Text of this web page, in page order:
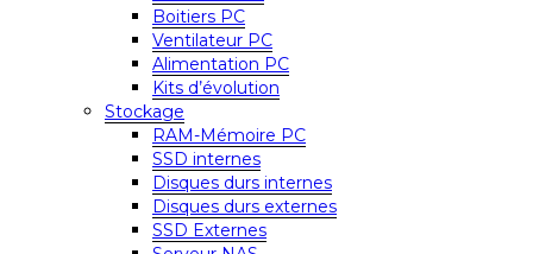
Boitiers PC
Ventilateur PC
Alimentation PC
Kits d’évolution
Stockage
RAM-Mémoire PC
SSD internes
Disques durs internes
Disques durs externes
SSD Externes